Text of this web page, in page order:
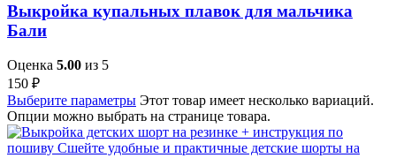
Выкройка купальных плавок для мальчика
Бали
Оценка 5.00 из 5
150 ₽
Выберите параметры Этот товар имеет несколько вариаций.
Опции можно выбрать на странице товара.